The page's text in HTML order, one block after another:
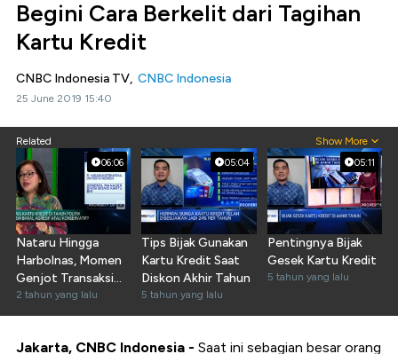
Begini Cara Berkelit dari Tagihan
Kartu Kredit
CNBC Indonesia TV, CNBC Indonesia
25 June 2019 15:40
Related Show More
06:06
Nataru Hingga
Harbolnas, Momen
Genjot Transaksi
Kartu Kredit?
2 tahun yang lalu
05:04
Tips Bijak Gunakan
Kartu Kredit Saat
Diskon Akhir Tahun
5 tahun yang lalu
05:11
Pentingnya Bijak
Gesek Kartu Kredit
5 tahun yang lalu
Jakarta, CNBC Indonesia - Saat ini sebagian besar orang